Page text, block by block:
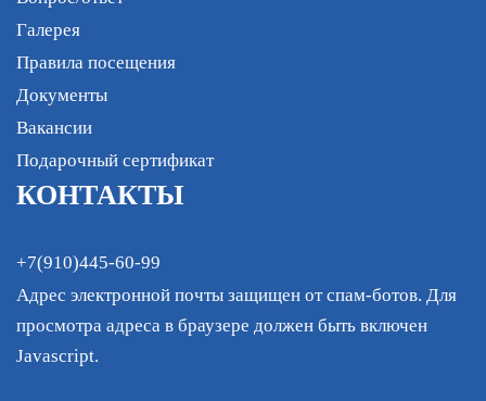
Галерея
Правила посещения
Документы
Вакансии
Подарочный сертификат
КОНТАКТЫ
+7(910)445-60-99
Адрес электронной почты защищен от спам-ботов. Для
просмотра адреса в браузере должен быть включен
Javascript.